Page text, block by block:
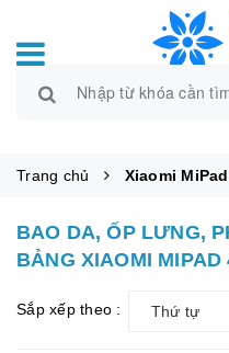
Trang chủ Xiaomi
BAO DA, ỐP LƯNG,
BẢNG XIAOMI MIPAD
Sắp xếp theo : Thứ tự